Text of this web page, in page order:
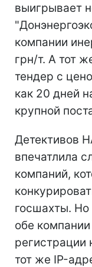
выигрывает
компании
грн/т. А тот
тендер с
как 20 дней
крупной
Детективов
впечатлила
компаний,
госшахты. Но
обе
регистрации
тот же IP-